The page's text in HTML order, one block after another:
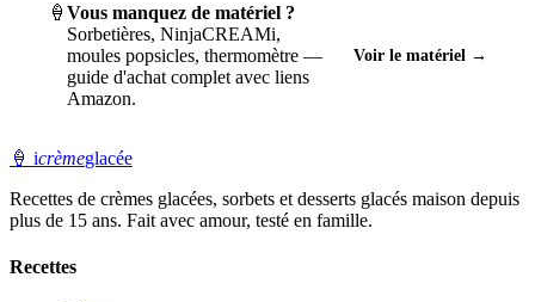
🍦 Vous manquez de matériel ?
Sorbetières, NinjaCREAMi,
moules popsicles, thermomètre —
guide d'achat complet avec liens
Amazon.
Voir le matériel →
🍦 icrèmeglacée
Recettes de crèmes glacées, sorbets et desserts glacés maison depuis
plus de 15 ans. Fait avec amour, testé en famille.
Recettes